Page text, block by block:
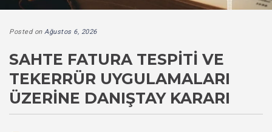
Posted on Ağustos 6, 2026
SAHTE FATURA TESPITI VE
TEKERRÜR UYGULAMALARI
ÜZERINE DANIŞTAY KARARI